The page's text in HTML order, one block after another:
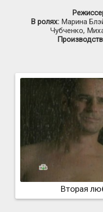
В ролях: Марина
Чубченко,
Вторая